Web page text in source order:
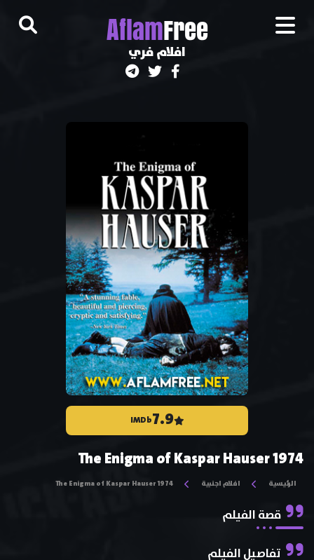
AflamFree
افلام فري
7.9
IMDb
The Enigma of Kaspar Hauser 1974
الرئيسية افلام اجنبية The Enigma of Kaspar Hauser 1974
قصة الفيلم
تفاصيل الفيلم